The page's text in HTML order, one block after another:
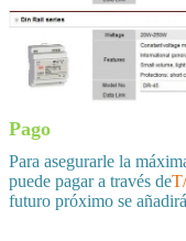
Pago
Para asegurarle la
puede pagar a través de
futuro próximo se